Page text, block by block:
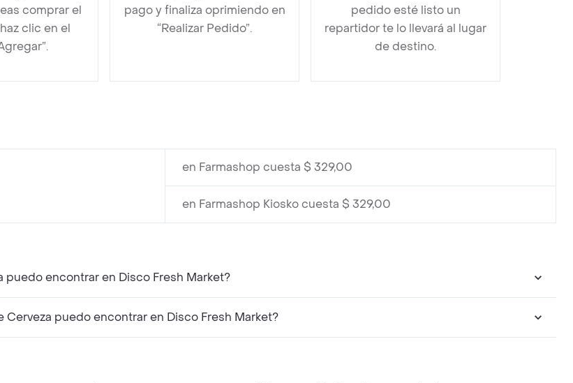
comprar el
clic en el
pago y finaliza oprimiendo en
“Realizar Pedido”.
pedido esté listo un
repartidor te lo llevará al lugar
de destino.
en Farmashop cuesta $ 329,00
en Farmashop Kiosko cuesta $ 329,00
¿Qué productos similares a Madre Tierra Levadura De Cerveza puedo encontrar en Disco Fresh Market?
¿Qué productos complementarios a Madre Tierra Levadura De Cerveza puedo encontrar en Disco Fresh Market?